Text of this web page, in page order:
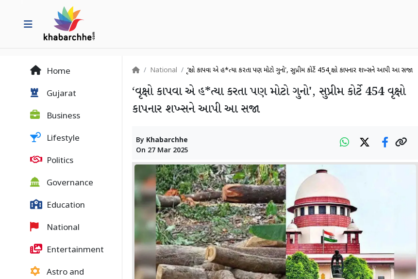
Home
Gujarat
Business
Lifestyle
Politics
Governance
Education
National
Entertainment
Astro and
National ‘વૃક્ષો કાપવા એ હ*ત્યા કરતા પણ મોટો ગુનો', સુપ્રીમ કોર્ટે 454 વૃક્ષો કાપનાર શખ્સને આપી આ સજા
‘વૃક્ષો કાપવા એ હ*ત્યા કરતા પણ મોટો ગુનો', સુપ્રીમ કોર્ટે 454 વૃક્ષો
કાપનાર શખ્સને આપી આ સજા
By Khabarchhe
On 27 Mar 2025